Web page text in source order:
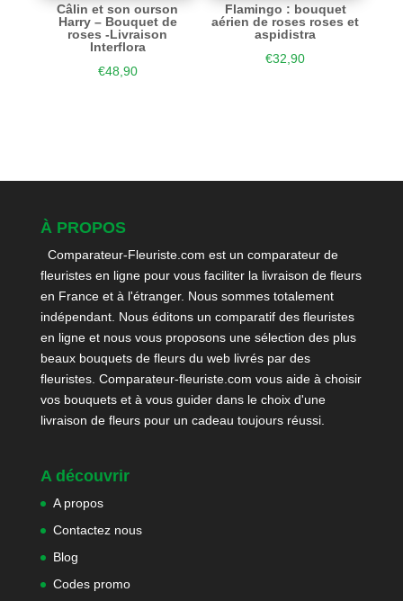
Câlin et son ourson
Harry – Bouquet de
roses -Livraison
Interflora
€48,90
Flamingo : bouquet
aérien de roses roses et
aspidistra
€32,90
À PROPOS
Comparateur-Fleuriste.com est un comparateur de
fleuristes en ligne pour vous faciliter la livraison de fleurs
en France et à l'étranger. Nous sommes totalement
indépendant. Nous éditons un comparatif des fleuristes
en ligne et nous vous proposons une sélection des plus
beaux bouquets de fleurs du web livrés par des
fleuristes. Comparateur-fleuriste.com vous aide à choisir
vos bouquets et à vous guider dans le choix d'une
livraison de fleurs pour un cadeau toujours réussi.
A découvrir
A propos
Contactez nous
Blog
Codes promo